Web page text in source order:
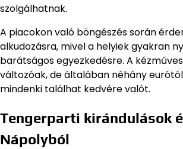
szolgálhatnak.
A piacokon való böngészés során
alkudozásra, mivel a helyiek gyakran
barátságos egyezkedésre. A
változóak, de általában néhány
mindenki találhat kedvére valót.
Tengerparti kirándulások
Nápolyból